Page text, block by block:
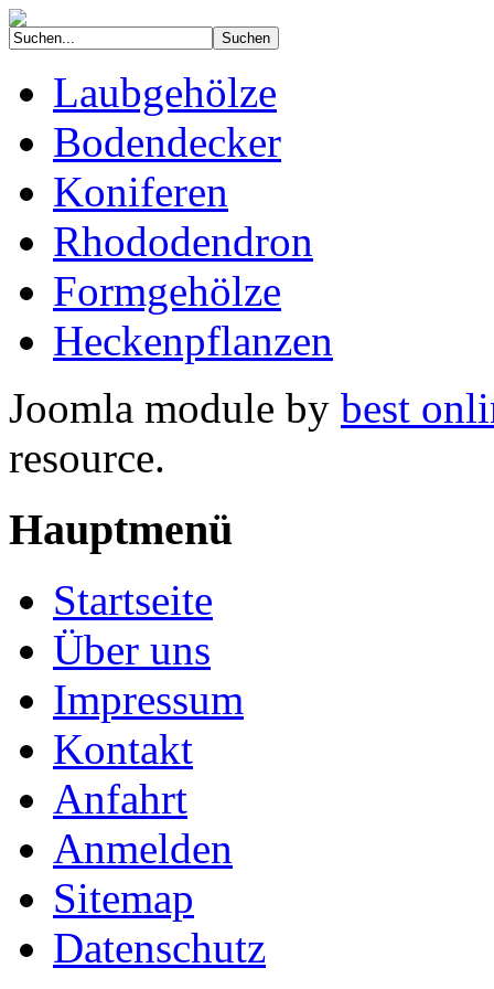
Laubgehölze
Bodendecker
Koniferen
Rhododendron
Formgehölze
Heckenpflanzen
Joomla module by best
resource.
Hauptmenü
Startseite
Über uns
Impressum
Kontakt
Anfahrt
Anmelden
Sitemap
Datenschutz